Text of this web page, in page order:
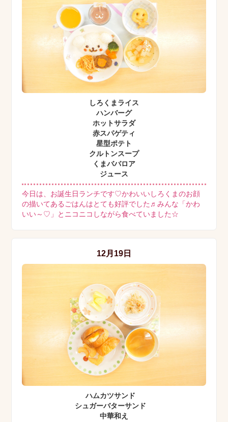
しろくまライス
ハンバーグ
ホットサラダ
赤スパゲティ
星型ポテト
クルトンスープ
くまババロア
ジュース
今日は、お誕生日ランチです♡かわいいしろくまのお顔
の描いてあるごはんはとても好評でした♬みんな「かわ
いい～♡」とニコニコしながら食べていました☆
12月19日
ハムカツサンド
シュガーバターサンド
中華和え